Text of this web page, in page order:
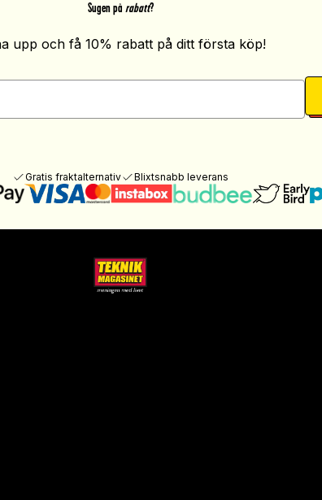
Sugen på rabatt?
upp och få 10% rabatt på ditt första köp!
Gratis fraktalternativ Blixtsnabb leverans